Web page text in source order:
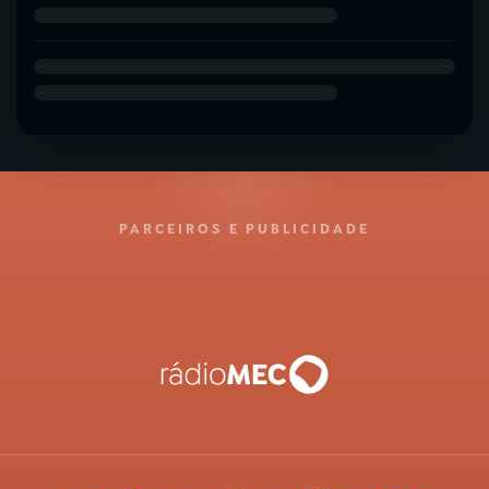
PARCEIROS E PUBLICIDADE